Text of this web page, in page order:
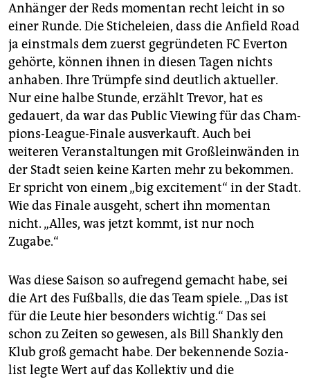
Anhänger der Reds momentan recht leicht in so
einer Runde. Die Sticheleien, dass die Anfield Road
ja einstmals dem zuerst gegründeten FC Everton
gehörte, können ihnen in diesen Tagen nichts
anhaben. Ihre Trümpfe sind deutlich aktueller.
Nur eine halbe Stunde, erzählt Trevor, hat es
gedauert, da war das Public Viewing für das Cham­
pions-League-Finale ausverkauft. Auch bei
weiteren Veranstaltungen mit Großleinwänden in
der Stadt seien keine Karten mehr zu bekommen.
Er spricht von einem „big excitement“ in der Stadt.
Wie das Finale ausgeht, schert ihn momentan
nicht. „Alles, was jetzt kommt, ist nur noch
Zugabe.“
Was diese Saison so aufregend gemacht habe, sei
die Art des Fußballs, die das Team spiele. „Das ist
für die Leute hier besonders wichtig.“ Das sei
schon zu Zeiten so gewesen, als Bill Shankly den
Klub groß gemacht habe. Der bekennende So­zia­
list legte Wert auf das Kollektiv und die